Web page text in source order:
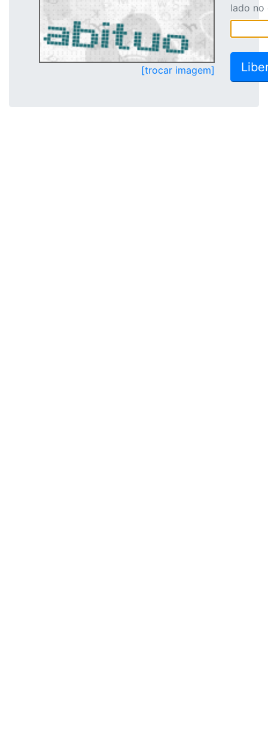
[trocar imagem]
lado no